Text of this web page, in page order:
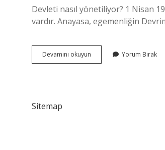
Devleti nasıl yönetiliyor? 1 Nisan
vardır. Anayasa, egemenliğin
Devamını okuyun
Şeriat
Yorum Bırak
Sitemap